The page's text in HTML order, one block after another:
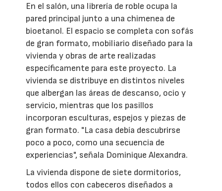
En el salón, una librería de roble ocupa la
pared principal junto a una chimenea de
bioetanol. El espacio se completa con sofás
de gran formato, mobiliario diseñado para la
vivienda y obras de arte realizadas
específicamente para este proyecto. La
vivienda se distribuye en distintos niveles
que albergan las áreas de descanso, ocio y
servicio, mientras que los pasillos
incorporan esculturas, espejos y piezas de
gran formato. "La casa debía descubrirse
poco a poco, como una secuencia de
experiencias", señala Dominique Alexandra.
La vivienda dispone de siete dormitorios,
todos ellos con cabeceros diseñados a